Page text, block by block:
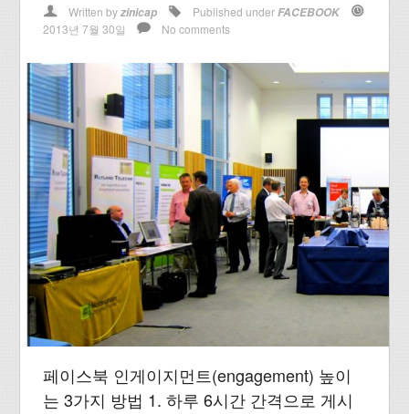
Written byzinicap Published underFACEBOOK
2013년 7월 30일
No comments
페이스북 인게이지먼트(engagement) 높이
는 3가지 방법 1. 하루 6시간 간격으로 게시